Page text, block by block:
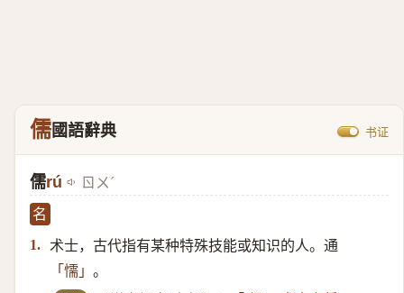
儒國語辭典 书证
儒rú ㄖㄨˊ
名
1. 术士，古代指有某种特殊技能或知识的人。通
「懦」 。